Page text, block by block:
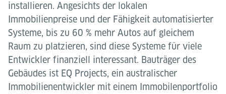
installieren. Angesichts der lokalen
Immobilienpreise und der Fähigkeit automatisierter
Systeme, bis zu 60 % mehr Autos auf gleichem
Raum zu platzieren, sind diese Systeme für viele
Entwickler finanziell interessant. Bauträger des
Gebäudes ist EQ Projects, ein australischer
Immobilienentwickler mit einem Immobilenportfolio